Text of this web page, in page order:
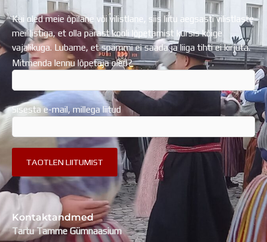
Kui oled meie õpilane või vilistlane, siis liitu aegsasti vilistlaste
meililistiga, et olla pärast kooli lõpetamist kursis kõige
vajalikuga. Lubame, et spämmi ei saada ja liiga tihti ei kirjuta.
Mitmenda lennu lõpetaja oled?
Sisesta e-mail, millega liitud
Kontaktandmed
Tartu Tamme Gümnaasium